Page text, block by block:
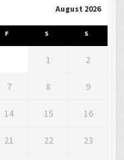
August 2026
F S S
1 2
7 8 9
14 15 16
21 22 23